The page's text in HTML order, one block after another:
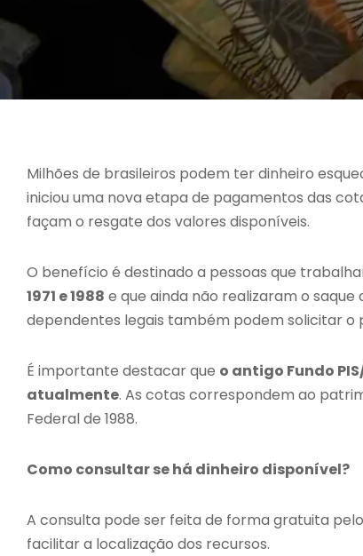
Milhões de brasileiros podem ter dinheiro
iniciou uma nova etapa de pagamentos das
façam o resgate dos valores disponíveis.
O benefício é destinado a pessoas que
1971 e 1988 e que ainda não realizaram o
dependentes legais também podem solicitar o
É importante destacar que o antigo Fundo
atualmente. As cotas correspondem ao
Federal de 1988.
Como consultar se há dinheiro disponível?
A consulta pode ser feita de forma gratuita
facilitar a localização dos recursos.